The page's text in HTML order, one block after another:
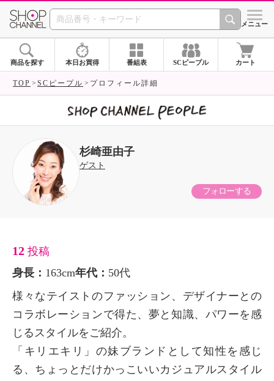
SHOP CHANNEL シメニュー
商品を探す 本日お買得 番組表 SCピープル カート
TOP SCピープル プロフィール詳細
杉崎亜由子
ゲスト
フォローする
12 投稿
身長： 163cm年代： 50代
様々なテイストのファッション、デザイナーとの
コラボレーションで得た、夢と知識、パワーを感
じるスタイルをご紹介。
「キリエキリ」の妹ブランドとして知性を感じ
る、ちょっとだけかっこいいカジュアルスタイル